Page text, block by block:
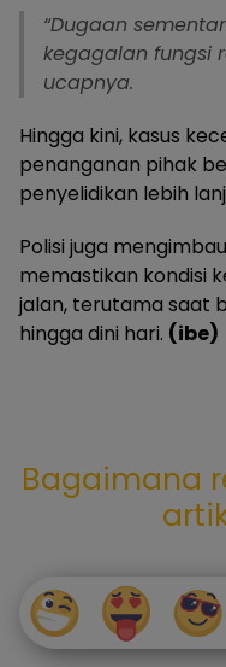
“Dugaan
kegagalan fungsi
ucapnya.
Hingga kini, kasus
penanganan pihak
penyelidikan lebih
Polisi juga
memastikan kondisi
jalan, terutama saat
hingga dini hari. (ibe)
Bagaimana